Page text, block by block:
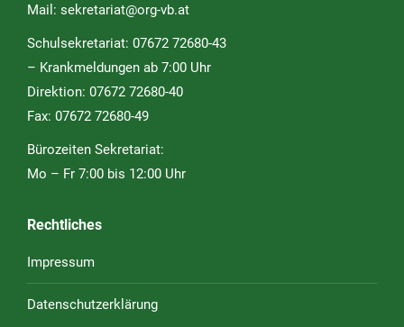
Mail: sekretariat@org-vb.at
Schulsekretariat: 07672 72680-43
– Krankmeldungen ab 7:00 Uhr
Direktion: 07672 72680-40
Fax: 07672 72680-49
Bürozeiten Sekretariat:
Mo – Fr 7:00 bis 12:00 Uhr
Rechtliches
Impressum
Datenschutzerklärung